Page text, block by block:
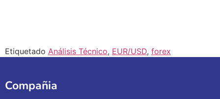
Etiquetado Análisis Técnico, EUR/USD, forex
Compañia